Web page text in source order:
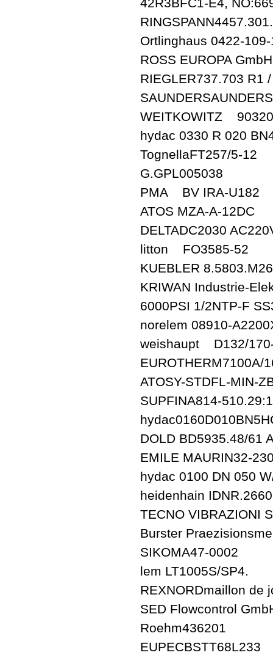
Ortlinghaus 0422-
ROSS EUROPA
RIEGLER737.703 R1
WEITKOWITZ 90320
hydac 0330 R 020
TognellaFT257/5-12
G.GPL005038
PMA BV IRA-U182
ATOS MZA-A-12DC
DELTADC2030
litton FO3585-52
KUEBLER
KRIWAN Industrie-
6000PSI 1/2NTP-F
norelem 08910-
weishaupt D132/
EUROTHERM7100A/
ATOSY-STDFL-MIN-
SUPFINA814-
DOLD BD5935.48/61
EMILE MAURIN32-
hydac 0100 DN 050
heidenhain
TECNO VIBRAZIONI
Burster
SIKOMA47-0002
lem LT1005S/SP4.
REXNORDmaillon de
SED Flowcontrol
Roehm436201
EUPECBSTT68L233